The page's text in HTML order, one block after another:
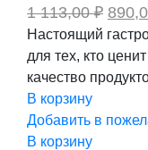
1 113,00₽
1
Настоящий
для тех, кто
качество
В корзину
Добавить в
В корзину